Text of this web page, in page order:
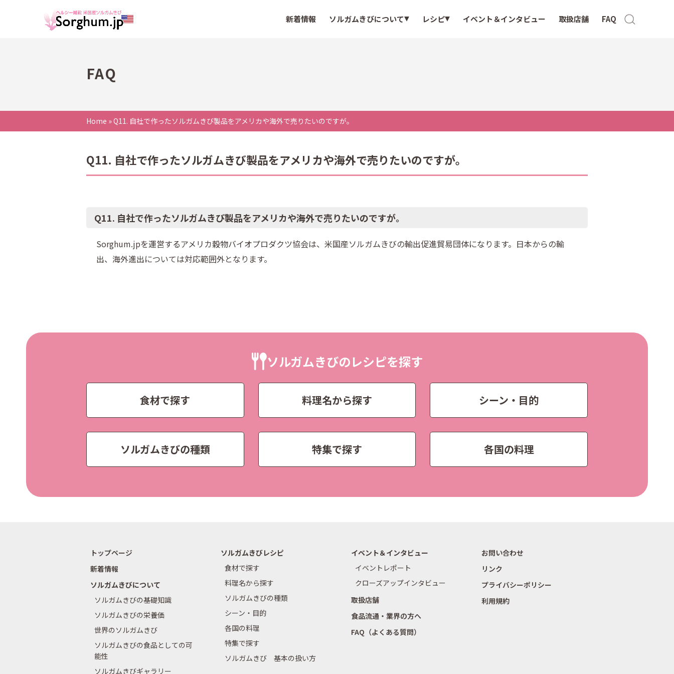
新着情報 ソルガムきびについて レシピ イベント＆インタビュー 取扱店舗 FAQ
FAQ
Home »Q11. 自社で作ったソルガムきび製品をアメリカや海外で売りたいのですが。
Q11. 自社で作ったソルガムきび製品をアメリカや海外で売りたいのですが。
Q11. 自社で作ったソルガムきび製品をアメリカや海外で売りたいのですが。
Sorghum.jpを運営するアメリカ穀物バイオプロダクツ協会は、米国産ソルガムきびの輸出促進貿易団体になります。日本からの輸
出、海外進出については対応範囲外となります。
ソルガムきびのレシピを探す
食材で探す 料理名から探す シーン・目的
ソルガムきびの種類 特集で探す 各国の料理
トップページ
新着情報
ソルガムきびについて
ソルガムきびの基礎知識
ソルガムきびの栄養価
世界のソルガムきび
ソルガムきびの食品としての可
能性
ソルガムきびギャラリー
ソルガムきびレシピ
食材で探す
料理名から探す
ソルガムきびの種類
シーン・目的
各国の料理
特集で探す
ソルガムきび 基本の扱い方
イベント＆インタビュー
イベントレポート
クローズアップインタビュー
取扱店舗
食品流通・業界の方へ
FAQ（よくある質問）
お問い合わせ
リンク
プライバシーポリシー
利用規約